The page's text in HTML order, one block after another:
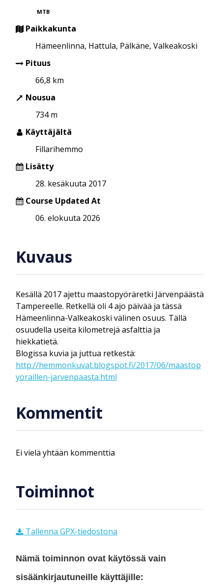
MTB
Paikkakunta
Hämeenlinna, Hattula, Pälkäne, Valkeakoski
Pituus
66,8 km
Nousua
734 m
Käyttäjältä
Fillarihemmo
Lisätty
28. kesäkuuta 2017
Course Updated At
06. elokuuta 2026
Kuvaus
Kesällä 2017 ajettu maastopyöräretki Järvenpäästä
Tampereelle. Retkellä oli 4 ajo päivää ja tässä
Hämeenlinna-Valkeakoski välinen osuus. Tällä
osuudella useita kilometrejä asfalttia ja
hiekkatietä.
Blogissa kuvia ja juttua retkestä:
http://hemmonkuvat.blogspot.fi/2017/06/maastop
yoraillen-jarvenpaasta.html
Kommentit
Ei vielä yhtään kommenttia
Toiminnot
Tallenna GPX-tiedostona
Nämä toiminnon ovat käytössä vain
sisäänkirjautuneille käyttäjille: